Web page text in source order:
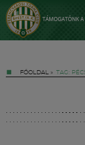
FŐOLDAL » TAG: